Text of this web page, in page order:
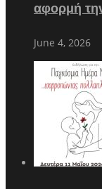
αφορμή
June 4, 2026